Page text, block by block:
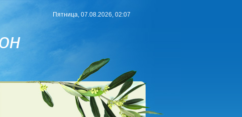
Пятница, 07.08.2026, 02:07